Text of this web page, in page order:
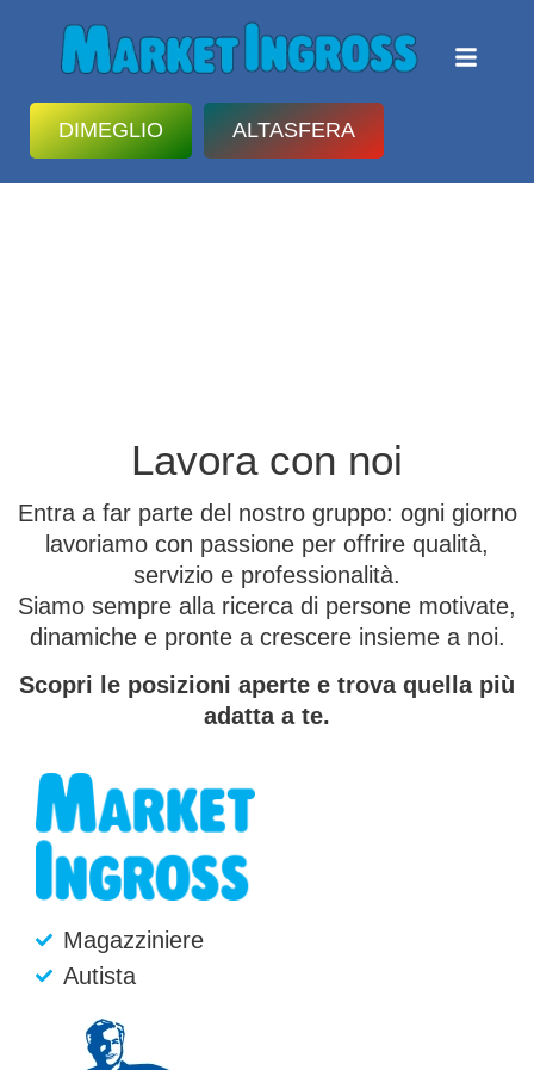
DIMEGLIO ALTASFERA
Lavora con noi
Entra a far parte del nostro gruppo: ogni giorno
lavoriamo con passione per offrire qualità,
servizio e professionalità.
Siamo sempre alla ricerca di persone motivate,
dinamiche e pronte a crescere insieme a noi.
Scopri le posizioni aperte e trova quella più
adatta a te.
Magazziniere
Autista